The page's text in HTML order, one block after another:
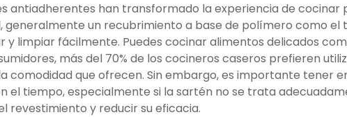
antiadherentes han transformado la experiencia de
un recubrimiento a base de polímero como el
limpiar fácilmente. Puedes cocinar alimentos delicados
más del 70% de los cocineros caseros prefieren
comodidad que ofrecen. Sin embargo, es importante tener
el tiempo, especialmente si la sartén no se trata
revestimiento y reducir su eficacia.